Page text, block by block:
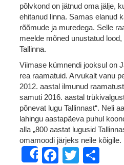
põlvkond on jätnud oma jälje,
ehitanud linna. Samas elanud
rõõmude ja muredega. Selle
meelde mõned unustatud
Tallinna.
Viimase kümnendi jooksul on
rea raamatuid. Arvukalt vanu
2012. aastal ilmunud
samuti 2016. aastal
põnevat lugu Tallinnast“. Neli
lahingu aastapäeva puhul
alla „800 aastat lugusid
omamoodi järjeks neile kõigile.
ShareFacebook
Twitter